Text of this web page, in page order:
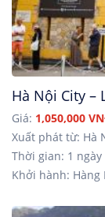
Hà Nội City –
Giá: 1,050,000
Xuất phát từ: Hà
Thời gian: 1 ngày
Khởi hành: Hàng